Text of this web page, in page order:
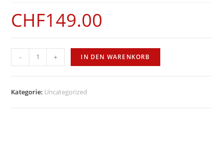
CHF149.00
statt
CR
- + IN DEN WARENKORB
Kategorie: Uncategorized